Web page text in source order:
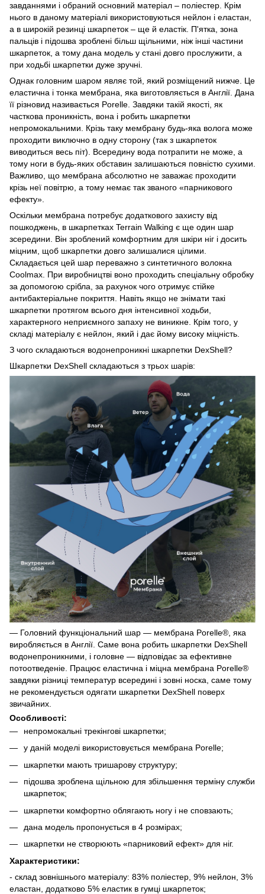
завданнями і обраний основний матеріал – поліестер. Крім
нього в даному матеріалі використовуються нейлон і еластан,
а в широкій резинці шкарпеток – ще й еластік. П'ятка, зона
пальців і підошва зроблені більш щільними, ніж інші частини
шкарпеток, а тому дана модель у стані довго прослужити, а
при ходьбі шкарпетки дуже зручні.
Однак головним шаром являє той, який розміщений нижче. Це
еластична і тонка мембрана, яка виготовляється в Англії. Дана
її різновид називається Porelle. Завдяки такій якості, як
часткова проникність, вона і робить шкарпетки
непромокальними. Крізь таку мембрану будь-яка волога може
проходити виключно в одну сторону (так з шкарпеток
виводиться весь піт). Всередину вода потрапити не може, а
тому ноги в будь-яких обставин залишаються повністю сухими.
Важливо, що мембрана абсолютно не заважає проходити
крізь неї повітрю, а тому немає так званого «парникового
ефекту».
Оскільки мембрана потребує додаткового захисту від
пошкоджень, в шкарпетках Terrain Walking є ще один шар
зсередини. Він зроблений комфортним для шкіри ніг і досить
міцним, щоб шкарпетки довго залишалися цілими.
Складається цей шар переважно з синтетичного волокна
Coolmax. При виробництві воно проходить спеціальну обробку
за допомогою срібла, за рахунок чого отримує стійке
антибактеріальне покриття. Навіть якщо не знімати такі
шкарпетки протягом всього дня інтенсивної ходьби,
характерного неприємного запаху не виникне. Крім того, у
складі матеріалу є нейлон, який і дає йому високу міцність.
З чого складаються водонепроникні шкарпетки DexShell?
Шкарпетки DexShell складаються з трьох шарів:
— Головний функціональний шар — мембрана Porelle®, яка
виробляється в Англії. Саме вона робить шкарпетки DexShell
водонепроникними, і головне — відповідає за ефективне
потоотведеніе. Працює еластична і міцна мембрана Porelle®
завдяки різниці температур всередині і зовні носка, саме тому
не рекомендується одягати шкарпетки DexShell поверх
звичайних.
Особливості:
непромокальні трекінгові шкарпетки;
у даній моделі використовується мембрана Porelle;
шкарпетки мають тришарову структуру;
підошва зроблена щільною для збільшення терміну служби
шкарпеток;
шкарпетки комфортно облягають ногу і не сповзають;
дана модель пропонується в 4 розмірах;
шкарпетки не створюють «парниковий ефект» для ніг.
Характеристики:
- склад зовнішнього матеріалу: 83% поліестер, 9% нейлон, 3%
еластан, додатково 5% еластик в гумці шкарпеток;